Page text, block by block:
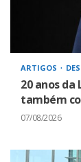
ARTIGOS
20 anos da
também
07/08/2026